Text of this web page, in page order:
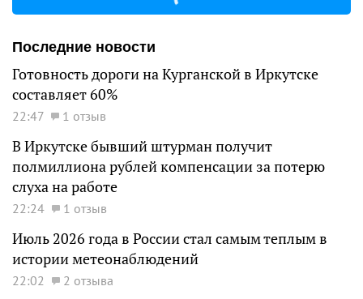
Последние новости
Готовность дороги на Курганской в Иркутске
составляет 60%
22:47 1 отзыв
В Иркутске бывший штурман получит
полмиллиона рублей компенсации за потерю
слуха на работе
22:24 1 отзыв
Июль 2026 года в России стал самым теплым в
истории метеонаблюдений
22:02 2 отзыва